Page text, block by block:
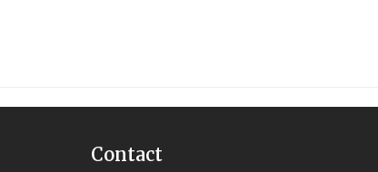
Contact